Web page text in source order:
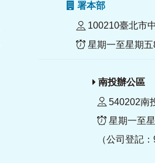
署本部
100210臺北市
星期一至星期五
南投辦公區
540202南
星期一至
（公司登記